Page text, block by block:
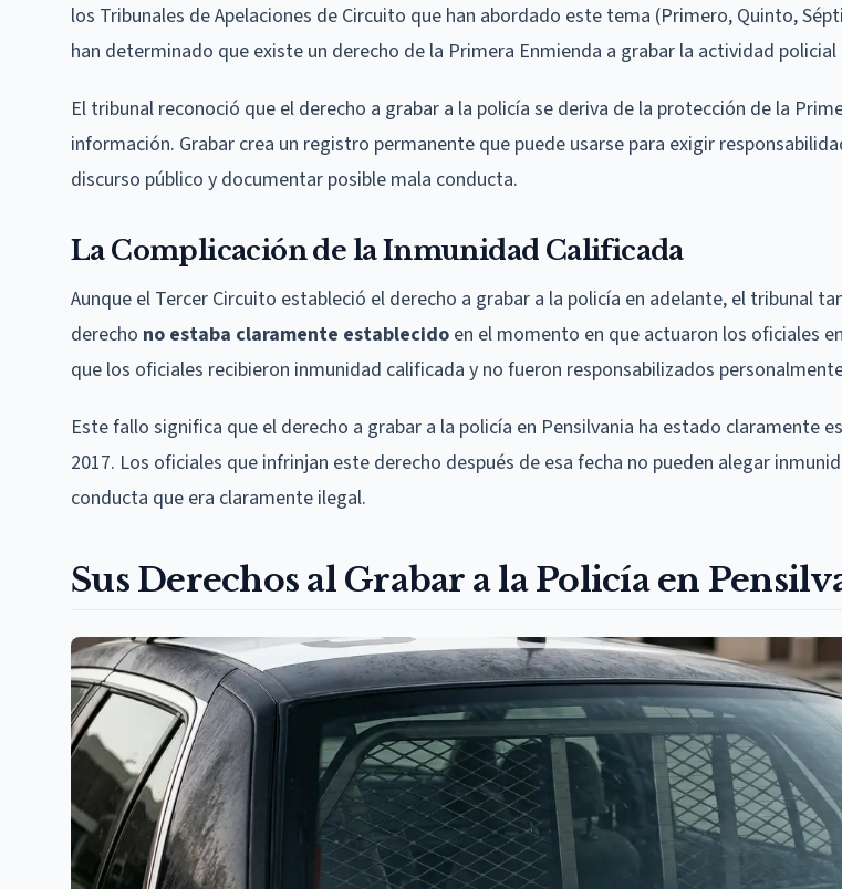
los Tribunales de Apelaciones de Circuito que han abordado este tema (Primero, Quinto,
han determinado que existe un derecho de la Primera Enmienda a grabar la actividad policial
El tribunal reconoció que el derecho a grabar a la policía se deriva de la protección de la
información. Grabar crea un registro permanente que puede usarse para exigir
discurso público y documentar posible mala conducta.
La Complicación de la Inmunidad Calificada
Aunque el Tercer Circuito estableció el derecho a grabar a la policía en adelante, el tribunal
derecho no estaba claramente establecido en el momento en que actuaron los oficiales
que los oficiales recibieron inmunidad calificada y no fueron responsabilizados
Este fallo significa que el derecho a grabar a la policía en Pensilvania ha estado claramente
2017. Los oficiales que infrinjan este derecho después de esa fecha no pueden alegar
conducta que era claramente ilegal.
Sus Derechos al Grabar a la Policía en